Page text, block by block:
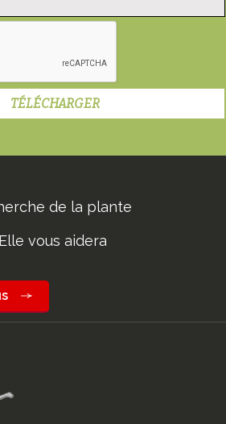
de la plante
vous aidera